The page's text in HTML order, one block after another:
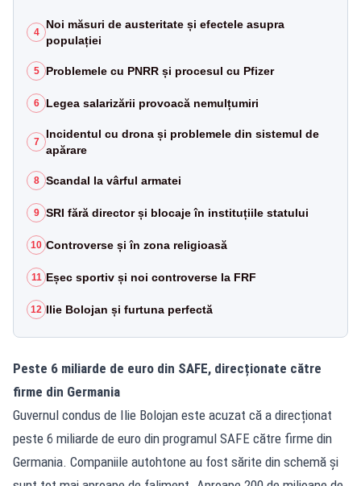
4
Noi măsuri de austeritate și efectele asupra
populației
5 Problemele cu PNRR și procesul cu Pfizer
6 Legea salarizării provoacă nemulțumiri
7
Incidentul cu drona și problemele din sistemul de
apărare
8 Scandal la vârful armatei
9 SRI fără director și blocaje în instituțiile statului
10 Controverse și în zona religioasă
11 Eșec sportiv și noi controverse la FRF
12 Ilie Bolojan și furtuna perfectă
Peste 6 miliarde de euro din SAFE, direcționate către
firme din Germania
Guvernul condus de Ilie Bolojan este acuzat că a direcționat
peste 6 miliarde de euro din programul SAFE către firme din
Germania. Companiile autohtone au fost sărite din schemă și